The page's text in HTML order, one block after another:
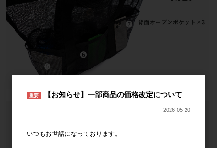
重要 【お知らせ】一部商品の価格改定について
2026-05-20
いつもお世話になっております。